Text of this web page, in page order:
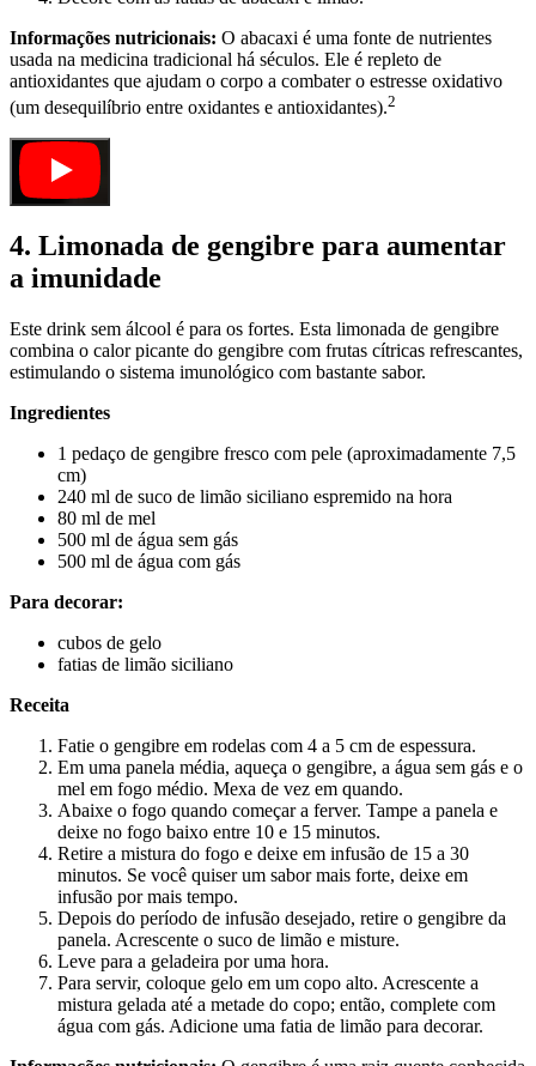
Informações nutricionais: O abacaxi é uma fonte de nutrientes
usada na medicina tradicional há séculos. Ele é repleto de
antioxidantes que ajudam o corpo a combater o estresse oxidativo
(um desequilíbrio entre oxidantes e antioxidantes).2
4. Limonada de gengibre para aumentar
a imunidade
Este drink sem álcool é para os fortes. Esta limonada de gengibre
combina o calor picante do gengibre com frutas cítricas refrescantes,
estimulando o sistema imunológico com bastante sabor.
Ingredientes
1 pedaço de gengibre fresco com pele (aproximadamente 7,5
cm)
240 ml de suco de limão siciliano espremido na hora
80 ml de mel
500 ml de água sem gás
500 ml de água com gás
Para decorar:
cubos de gelo
fatias de limão siciliano
Receita
Fatie o gengibre em rodelas com 4 a 5 cm de espessura.
Em uma panela média, aqueça o gengibre, a água sem gás e o
mel em fogo médio. Mexa de vez em quando.
Abaixe o fogo quando começar a ferver. Tampe a panela e
deixe no fogo baixo entre 10 e 15 minutos.
Retire a mistura do fogo e deixe em infusão de 15 a 30
minutos. Se você quiser um sabor mais forte, deixe em
infusão por mais tempo.
Depois do período de infusão desejado, retire o gengibre da
panela. Acrescente o suco de limão e misture.
Leve para a geladeira por uma hora.
Para servir, coloque gelo em um copo alto. Acrescente a
mistura gelada até a metade do copo; então, complete com
água com gás. Adicione uma fatia de limão para decorar.